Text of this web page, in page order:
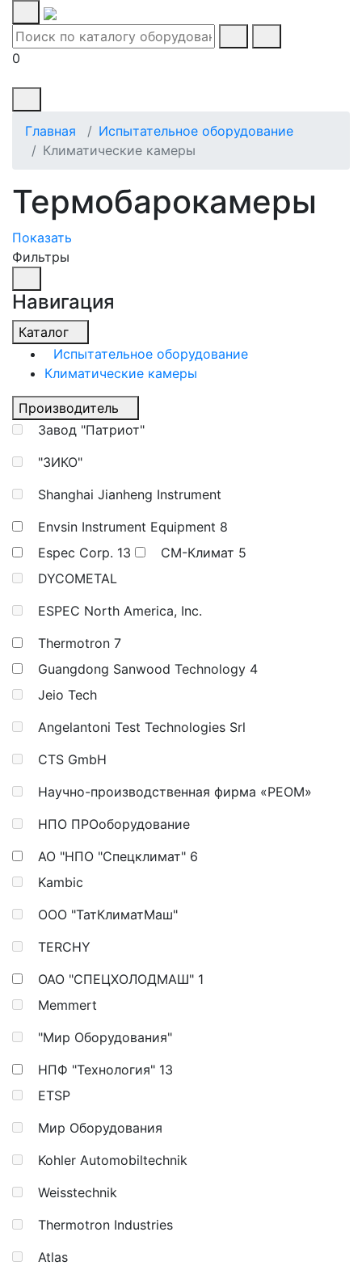
0
Главная
Испытательное оборудование
Климатические камеры
Термобарокамеры
Показать
Фильтры
Навигация
Каталог
Испытательное оборудование
Климатические камеры
Производитель
Завод "Патриот"
"ЗИКО"
Shanghai Jianheng Instrument
Envsin Instrument Equipment 8
Espec Corp. 13 СМ-Климат 5
DYCOMETAL
ESPEC North America, Inc.
Thermotron 7
Guangdong Sanwood Technology 4
Jeio Tech
Angelantoni Test Technologies Srl
CTS GmbH
Научно-производственная фирма «РЕОМ»
НПО ПРОоборудование
АО "НПО "Спецклимат" 6
Kambic
ООО "ТатКлиматМаш"
TERCHY
ОАО "СПЕЦХОЛОДМАШ" 1
Memmert
"Мир Оборудования"
НПФ "Технология" 13
ETSP
Мир Оборудования
Kohler Automobiltechnik
Weisstechnik
Thermotron Industries
Atlas